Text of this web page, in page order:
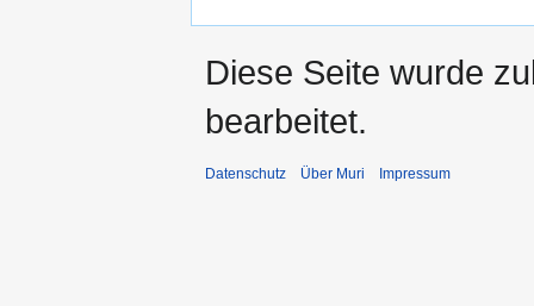
Diese Seite wurde
bearbeitet.
Datenschutz Über Muri Impressum